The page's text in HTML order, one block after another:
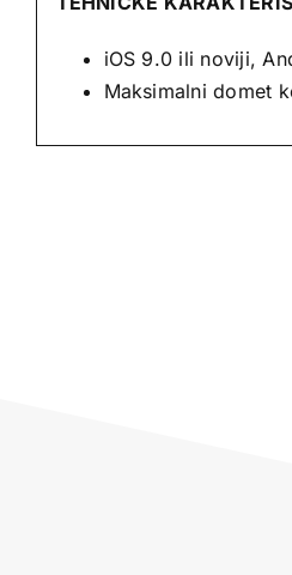
iOS 9.0 ili noviji,
Maksimalni domet